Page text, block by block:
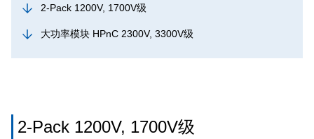
2-Pack 1200V, 1700V级
大功率模块 HPnC 2300V, 3300V级
2-Pack 1200V, 1700V级